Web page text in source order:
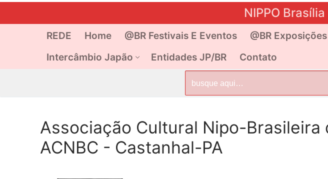
NIPPO
REDE Home @BR Festivais E Eventos @BR Exposições
Intercâmbio Japão
Entidades JP/BR Contato
por:
Associação Cultural Nipo-Brasileira
ACNBC - Castanhal-PA